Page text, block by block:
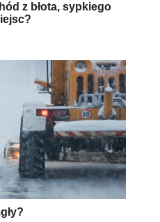
z błota, sypkiego